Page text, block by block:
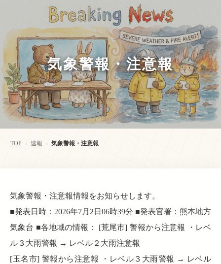
気象警報・注意報
TOP > 速報 > 気象警報・注意報
気象警報・注意報情報をお知らせします。
■発表日時：2026年7月2日06時39分 ■発表官署：熊本地方
気象台 ■各地域の情報： [荒尾市] 警報から注意報 ・レベ
ル３大雨警報 → レベル２大雨注意報
[玉名市] 警報から注意報 ・レベル３大雨警報 → レベル